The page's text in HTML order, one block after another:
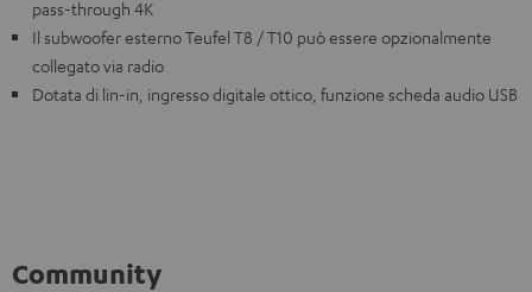
pass-through 4K
Il subwoofer esterno Teufel T8 / T10 può essere opzionalmente
collegato via radio
Dotata di lin-in, ingresso digitale ottico, funzione scheda audio USB
Community